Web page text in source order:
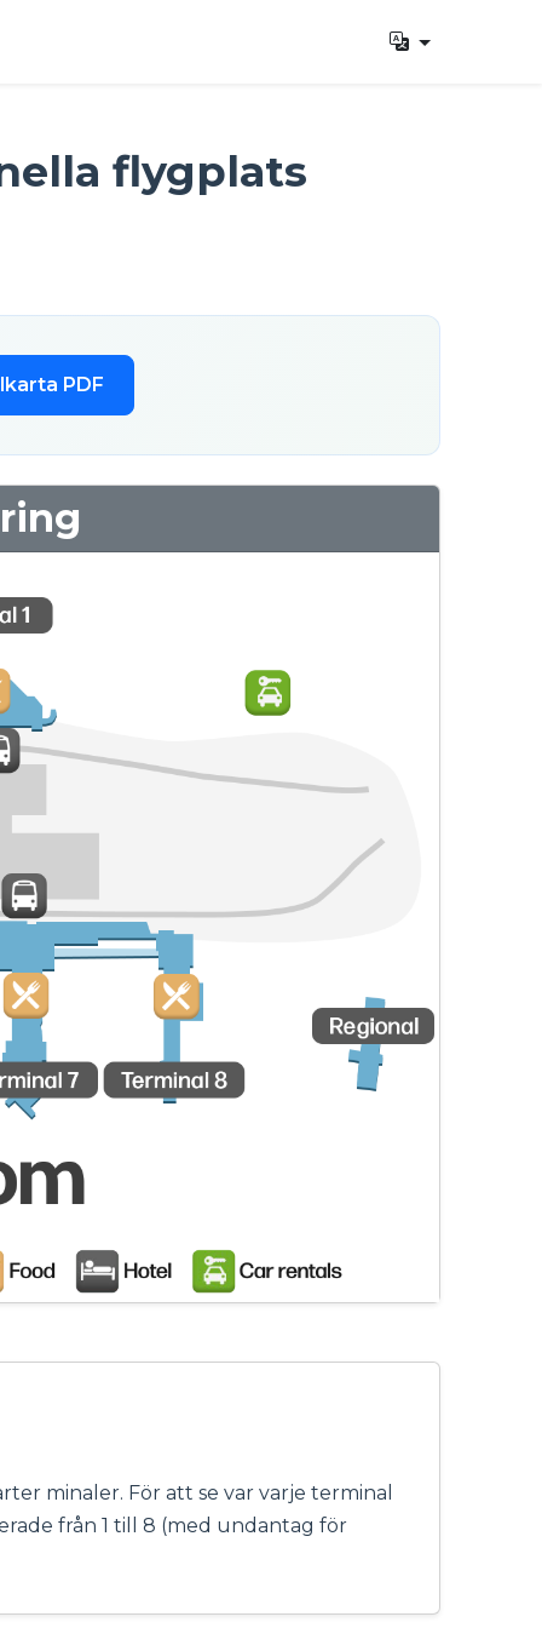
flygplats
PDF
minaler. För att se var varje terminal
från 1 till 8 (med undantag för